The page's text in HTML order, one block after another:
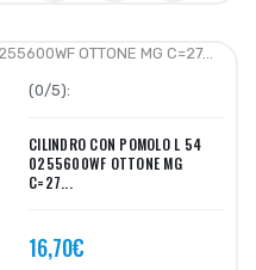
(0/5):
CILINDRO CON POMOLO L 54
0255600WF OTTONE MG
C=27...
16,70€